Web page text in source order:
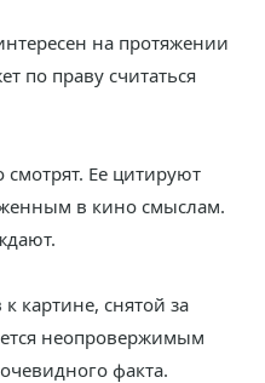
на протяжении
по праву считаться
Ее цитируют
в кино смыслам.
картине, снятой за
неопровержимым
факта.